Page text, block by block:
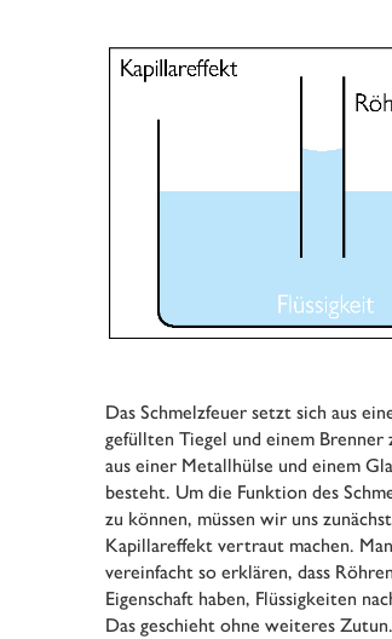
Das Schmelzfeuer setzt sich aus
gefüllten Tiegel und einem Brenner
aus einer Metallhülse und einem
besteht. Um die Funktion des
zu können, müssen wir uns
Kapillareffekt vertraut machen.
vereinfacht so erklären, dass
Eigenschaft haben, Flüssigkeiten
Das geschieht ohne weiteres Zutun.